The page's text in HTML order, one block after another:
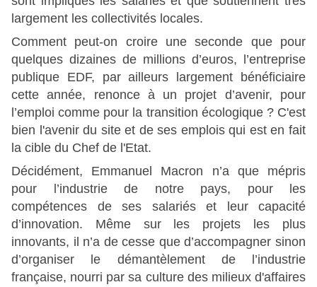
largement les collectivités locales.
Comment peut-on croire une seconde que pour
quelques dizaines de millions d’euros, l’entreprise
publique EDF, par ailleurs largement bénéficiaire
cette année, renonce à un projet d’avenir, pour
l’emploi comme pour la transition écologique ? C'est
bien l'avenir du site et de ses emplois qui est en fait
la cible du Chef de l'Etat.
Décidément, Emmanuel Macron n’a que mépris
pour l’industrie de notre pays, pour les
compétences de ses salariés et leur capacité
d’innovation. Même sur les projets les plus
innovants, il n’a de cesse que d’accompagner sinon
d’organiser le démantèlement de l’industrie
française, nourri par sa culture des milieux d'affaires